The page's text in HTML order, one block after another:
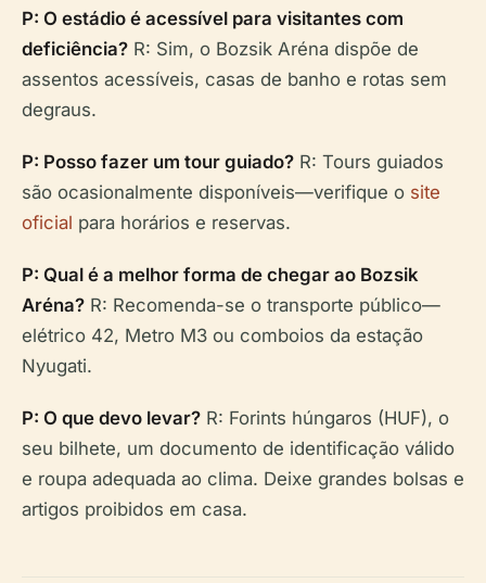
P: O estádio é acessível para visitantes com
deficiência? R: Sim, o Bozsik Aréna dispõe de
assentos acessíveis, casas de banho e rotas sem
degraus.
P: Posso fazer um tour guiado? R: Tours guiados
são ocasionalmente disponíveis—verifique o site
oficial para horários e reservas.
P: Qual é a melhor forma de chegar ao Bozsik
Aréna? R: Recomenda-se o transporte público—
elétrico 42, Metro M3 ou comboios da estação
Nyugati.
P: O que devo levar? R: Forints húngaros (HUF), o
seu bilhete, um documento de identificação válido
e roupa adequada ao clima. Deixe grandes bolsas e
artigos proibidos em casa.